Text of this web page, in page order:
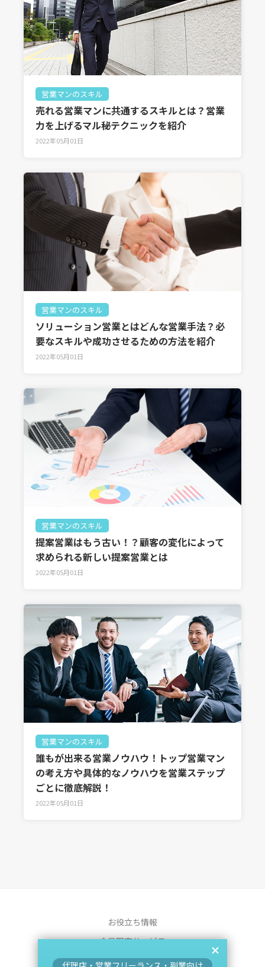
営業マンのスキル
売れる営業マンに共通するスキルとは？営業
力を上げるマル秘テクニックを紹介
2022年05月01日
営業マンのスキル
ソリューション営業とはどんな営業手法？必
要なスキルや成功させるための方法を紹介
2022年05月01日
営業マンのスキル
提案営業はもう古い！？顧客の変化によって
求められる新しい提案営業とは
2022年05月01日
営業マンのスキル
誰もが出来る営業ノウハウ！トップ営業マン
の考え方や具体的なノウハウを営業ステップ
ごとに徹底解説！
2022年05月01日
お役立ち情報
会員限定サービス
運営会社